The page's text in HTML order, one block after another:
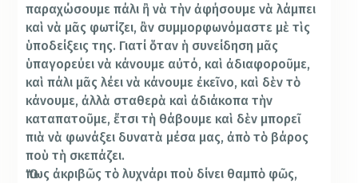
παραχώσουμε πάλι ἢ νὰ τὴν ἀφήσουμε νὰ λάμπει
καὶ νὰ μᾶς φωτίζει, ἂν συμμορφωνόμαστε μὲ τὶς
ὑποδείξεις της. Γιατί ὅταν ἡ συνείδηση μᾶς
ὑπαγορεύει νὰ κάνουμε αὐτό, καὶ ἀδιαφοροῦμε,
καὶ πάλι μᾶς λέει νὰ κάνουμε ἐκεῖνο, καὶ δὲν τὸ
κάνουμε, ἀλλὰ σταθερὰ καὶ ἀδιάκοπα τὴν
καταπατοῦμε, ἔτσι τὴ θάβουμε καὶ δὲν μπορεῖ
πιὰ νὰ φωνάξει δυνατὰ μέσα μας, ἀπὸ τὸ βάρος
ποὺ τὴ σκεπάζει.
Ὅπως ἀκριβῶς τὸ λυχνάρι ποὺ δίνει θαμπὸ φῶς,